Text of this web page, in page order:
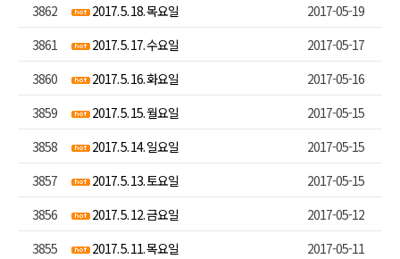
3862
2017. 5. 18. 목요일
2017-05-19
3861
2017. 5. 17. 수요일
2017-05-17
3860
2017. 5. 16. 화요일
2017-05-16
3859
2017. 5. 15. 월요일
2017-05-15
3858
2017. 5. 14. 일요일
2017-05-15
3857
2017. 5. 13. 토요일
2017-05-15
3856
2017. 5. 12. 금요일
2017-05-12
3855
2017. 5. 11. 목요일 2017-05-11